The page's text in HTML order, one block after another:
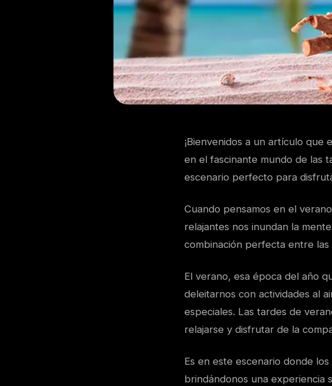
¡Bienvenidos a un artículo que
en el fascinante mundo de las
escenario perfecto para
Cuando pensamos en el
relajantes nos inundan la
combinación perfecta entre
El verano, esa época del año
deleitarnos con actividades al
especiales. Las tardes de
relajarse y disfrutar de la
Es en este escenario donde
brindándonos una experiencia